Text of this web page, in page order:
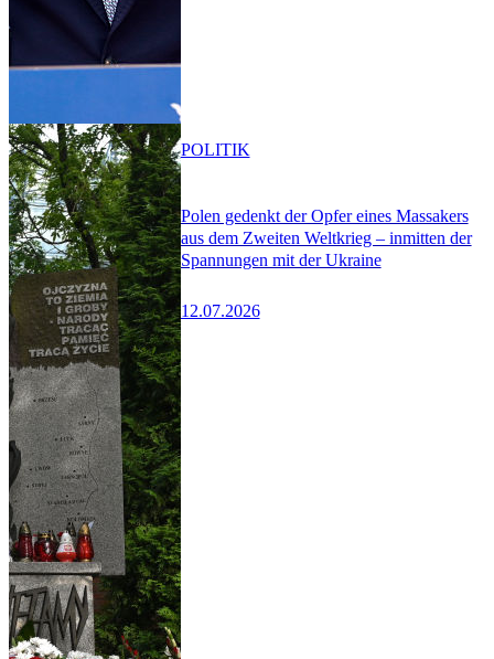
Polen gedenkt der Opfer eines Massakers
aus dem Zweiten Weltkrieg – inmitten der
Spannungen mit der Ukraine
12.07.2026
POLITIK